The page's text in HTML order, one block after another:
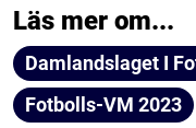
Läs mer om...
Damlandslaget I
Fotbolls-VM 2023